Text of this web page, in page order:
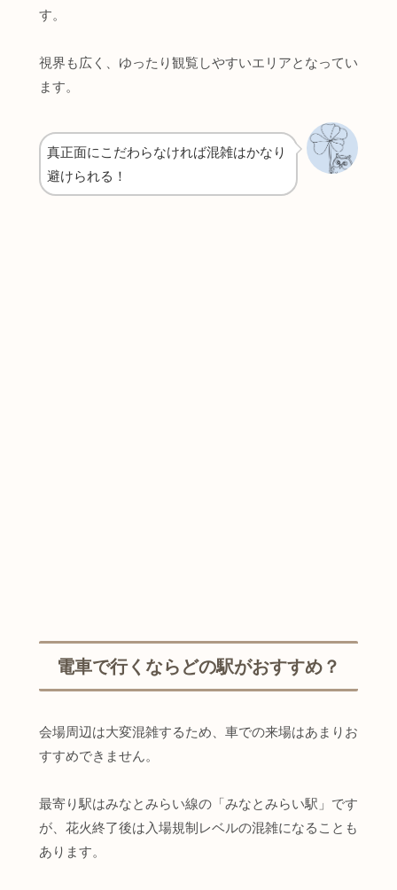
す。
視界も広く、ゆったり観覧しやすいエリアとなってい
ます。
真正面にこだわらなければ混雑はかなり
避けられる！
電車で行くならどの駅がおすすめ？
会場周辺は大変混雑するため、車での来場はあまりお
すすめできません。
最寄り駅はみなとみらい線の「みなとみらい駅」です
が、花火終了後は入場規制レベルの混雑になることも
あります。